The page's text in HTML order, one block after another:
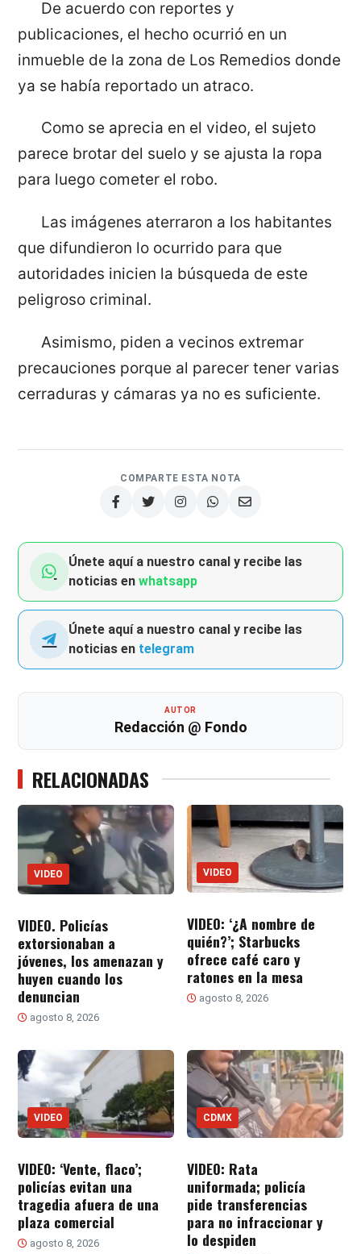
De acuerdo con reportes y
publicaciones, el hecho ocurrió en un
inmueble de la zona de Los Remedios donde
ya se había reportado un atraco.
Como se aprecia en el video, el sujeto
parece brotar del suelo y se ajusta la ropa
para luego cometer el robo.
Las imágenes aterraron a los habitantes
que difundieron lo ocurrido para que
autoridades inicien la búsqueda de este
peligroso criminal.
Asimismo, piden a vecinos extremar
precauciones porque al parecer tener varias
cerraduras y cámaras ya no es suficiente.
COMPARTE ESTA NOTA
Únete aquí a nuestro canal y recibe las
noticias enwhatsapp
Únete aquí a nuestro canal y recibe las
noticias en telegram
AUTOR
Redacción @ Fondo
RELACIONADAS
VIDEO
VIDEO. Policías
extorsionaban a
jóvenes, los amenazan y
huyen cuando los
denuncian
agosto 8, 2026
VIDEO
VIDEO: ‘¿A nombre de
quién?’; Starbucks
ofrece café caro y
ratones en la mesa
agosto 8, 2026
VIDEO
VIDEO: ‘Vente, flaco’;
policías evitan una
tragedia afuera de una
plaza comercial
agosto 8, 2026
CDMX
VIDEO: Rata
uniformada; policía
pide transferencias
para no infraccionar y
lo despiden